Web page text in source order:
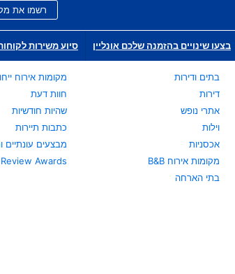
רשמו את
בצעו שינויים בהזמנה שלכם אונליין סיוע משירות
בתים ודירות
דירות
אתרי נופש
וילות
אכסניות
מקומות אירוח B&B
בתי הארחה
מקומות אירוח
חוות דעת
שהיות חודשיות
כתבות תיירות
מבצעים עונתיים
Awards